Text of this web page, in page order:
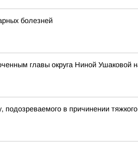
болезней
главы округа Ниной Ушаковой
в причинении